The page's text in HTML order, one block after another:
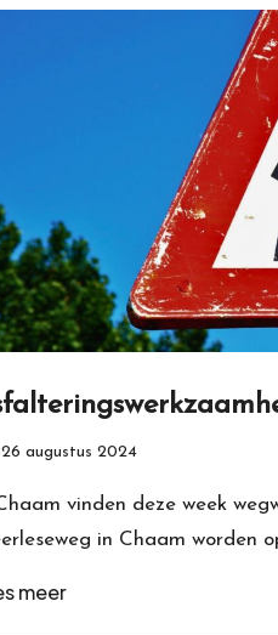
26 augustus 2024
vinden deze week
in Chaam worden
meer